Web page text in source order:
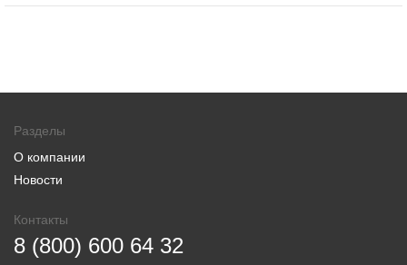
Разделы
О компании
Новости
Контакты
8 (800) 600 64 32